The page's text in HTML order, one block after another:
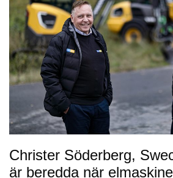
Christer Söderberg,
är beredda när